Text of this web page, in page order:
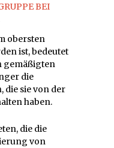
BEI
obersten
ist, bedeutet
gemäßigten
die
die sie von der
haben.
die die
von